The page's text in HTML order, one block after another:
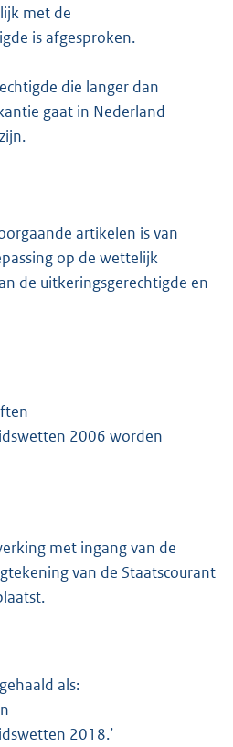
met de
is afgesproken.
die langer dan
gaat in Nederland
artikelen is van
op de wettelijk
de uitkeringsgerechtigde en
2006 worden
met ingang van de
van de Staatscourant
als:
2018.’